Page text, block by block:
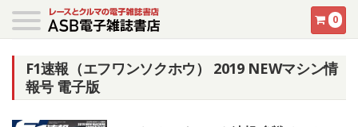
0
F1速報（エフワンソクホウ） 2019 NEWマシン情
報号 電子版